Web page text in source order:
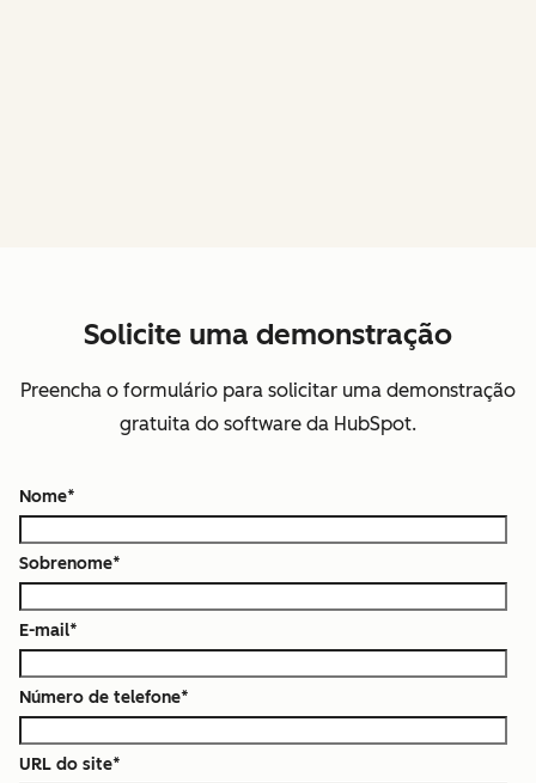
Solicite uma demonstração
Preencha o formulário para solicitar uma demonstração
gratuita do software da HubSpot.
Nome*
Sobrenome*
E-mail*
Número de telefone*
URL do site*